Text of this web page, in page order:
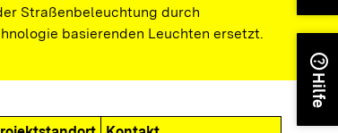
Straßenbeleuchtung durch
basierenden Leuchten ersetzt.
help
Hilfe